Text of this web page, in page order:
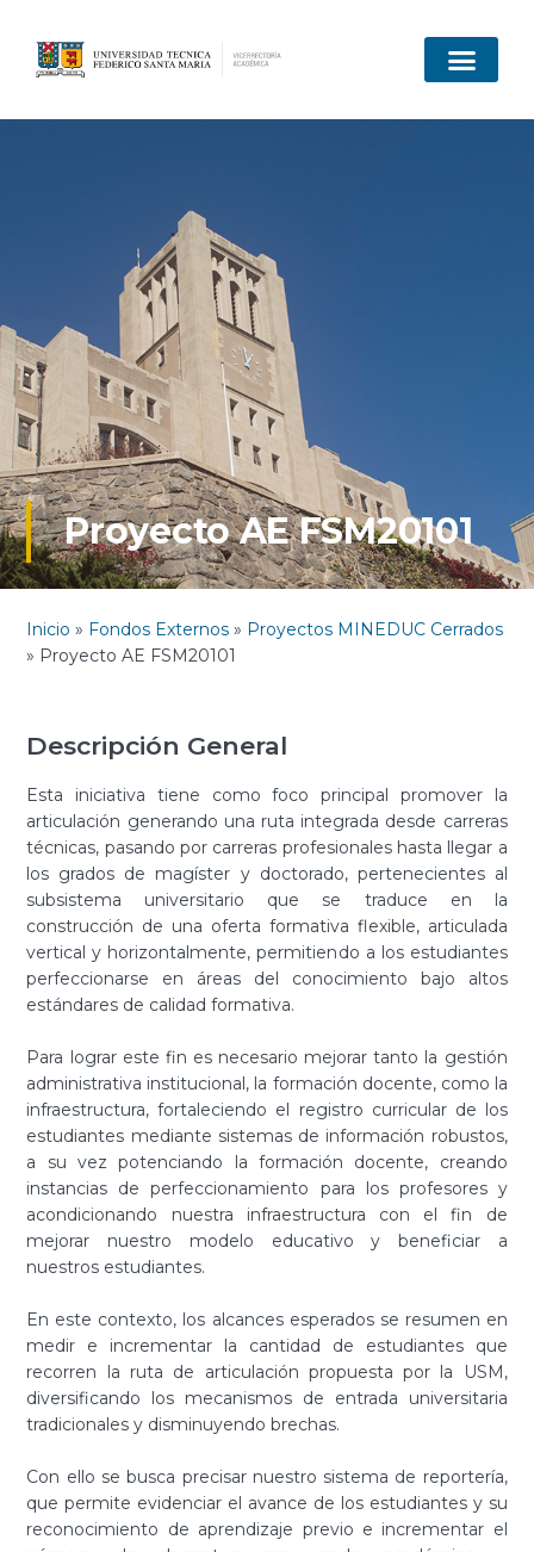
Proyecto AE FSM20101
Inicio » Fondos Externos » Proyectos MINEDUC Cerrados
» Proyecto AE FSM20101
Descripción General
Esta iniciativa tiene como foco principal promover la
articulación generando una ruta integrada desde carreras
técnicas, pasando por carreras profesionales hasta llegar a
los grados de magíster y doctorado, pertenecientes al
subsistema universitario que se traduce en la
construcción de una oferta formativa flexible, articulada
vertical y horizontalmente, permitiendo a los estudiantes
perfeccionarse en áreas del conocimiento bajo altos
estándares de calidad formativa.
Para lograr este fin es necesario mejorar tanto la gestión
administrativa institucional, la formación docente, como la
infraestructura, fortaleciendo el registro curricular de los
estudiantes mediante sistemas de información robustos,
a su vez potenciando la formación docente, creando
instancias de perfeccionamiento para los profesores y
acondicionando nuestra infraestructura con el fin de
mejorar nuestro modelo educativo y beneficiar a
nuestros estudiantes.
En este contexto, los alcances esperados se resumen en
medir e incrementar la cantidad de estudiantes que
recorren la ruta de articulación propuesta por la USM,
diversificando los mecanismos de entrada universitaria
tradicionales y disminuyendo brechas.
Con ello se busca precisar nuestro sistema de reportería,
que permite evidenciar el avance de los estudiantes y su
reconocimiento de aprendizaje previo e incrementar el